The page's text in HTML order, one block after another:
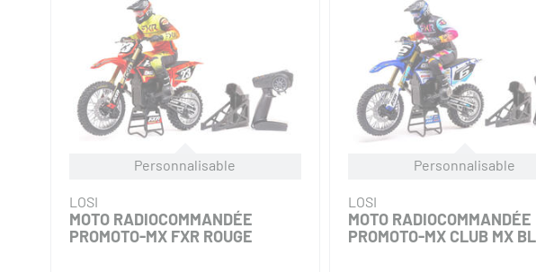
Personnalisable
LOSI
MOTO RADIOCOMMANDÉE
PROMOTO-MX FXR ROUGE
Personnalisable
LOSI
MOTO RADIOCOMMANDÉE
PROMOTO-MX CLUB MX